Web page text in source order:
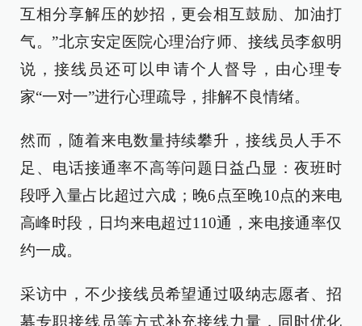
互相分享解压的妙招，更会相互鼓励、加油打
气。”北京安定医院心理治疗师、接线员李叙明
说，接线员还可以申请个人督导，由心理专
家“一对一”进行心理疏导，排解不良情绪。
然而，随着来电数量持续攀升，接线员人手不
足、电话接通率不高等问题日益凸显：夜班时
段呼入量占比超过六成；晚6点至晚10点的来电
高峰时段，日均来电超过110通，来电接通率仅
约一成。
采访中，不少接线员希望通过吸纳志愿者、招
募专职接线员等方式补充接线力量，同时优化